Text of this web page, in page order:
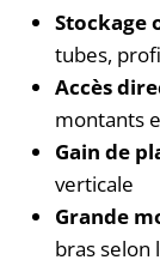
Stockage
tubes,
Accès
montants
Gain de
verticale
Grande
bras selon